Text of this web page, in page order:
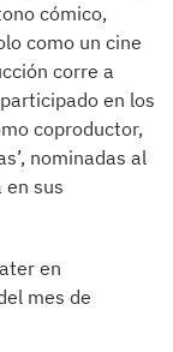
cómico,
como un cine
corre a
en los
coproductor,
nominadas al
en sus
en
mes de